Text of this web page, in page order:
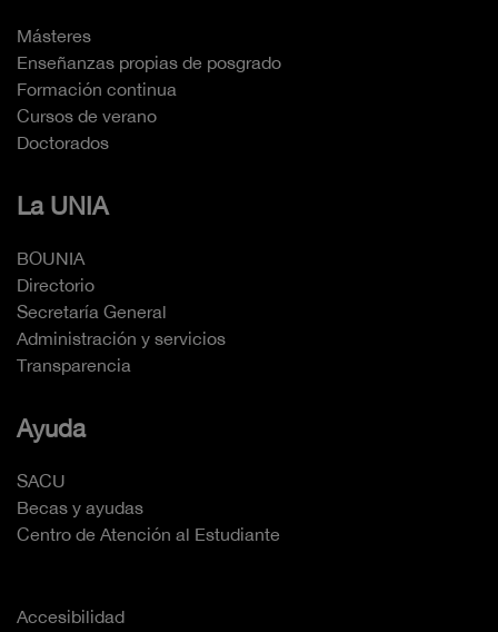
Másteres
Enseñanzas propias de posgrado
Formación continua
Cursos de verano
Doctorados
La UNIA
BOUNIA
Directorio
Secretaría General
Administración y servicios
Transparencia
Ayuda
SACU
Becas y ayudas
Centro de Atención al Estudiante
Accesibilidad